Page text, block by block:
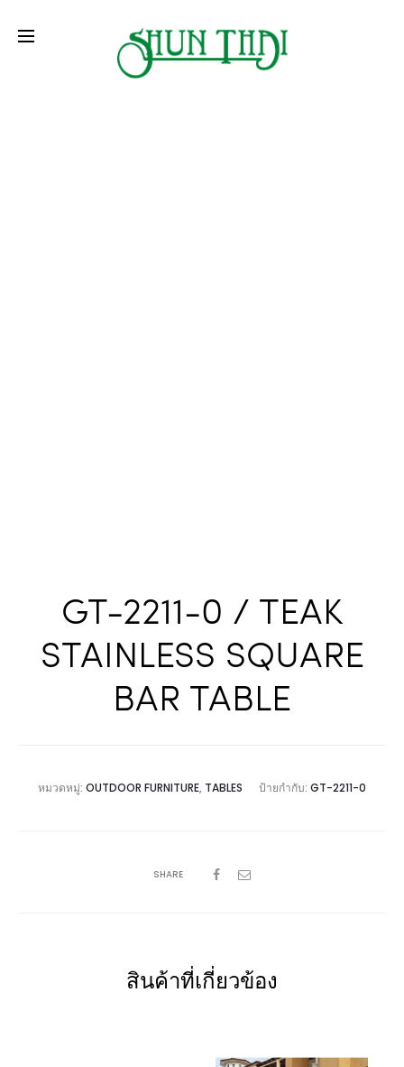
GT-2211-0 / TEAK
STAINLESS SQUARE
BAR TABLE
หมวดหมู่: OUTDOOR FURNITURE, TABLES ป้ายกำกับ: GT-2211-0
SHARE
สินค้าที่เกี่ยวข้อง